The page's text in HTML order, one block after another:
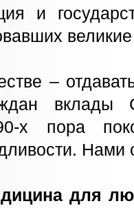
и
–
х пора
Нами
для